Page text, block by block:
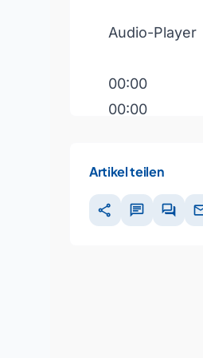
Audio-Player
00:00
00:00
Artikel teilen
share chat forum